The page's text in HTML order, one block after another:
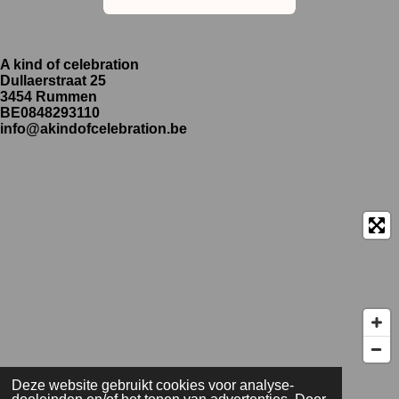
Deze website gebruikt cookies voor analyse-
A kind of celebration
Dullaerstraat 25
3454 Rummen
BE0848293110
info@akindofcelebration.be